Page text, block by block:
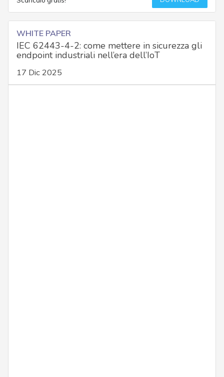
WHITE PAPER
IEC 62443-4-2: come mettere in sicurezza gli
endpoint industriali nell’era dell’IoT
17 Dic 2025